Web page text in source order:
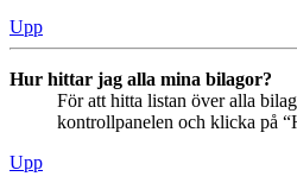
Upp
Hur hittar jag alla mina bilagor?
För att hitta listan över alla
kontrollpanelen och klicka på
Upp